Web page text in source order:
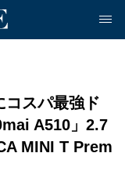
コスパ最強ド
A510」2.7
MINI T Prem